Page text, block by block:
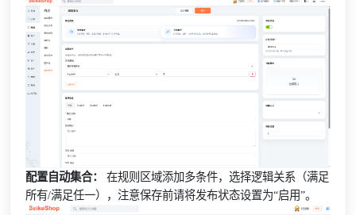
配置自动集合：
在规则区域添加多条件，选择逻辑关系（满足
所有/满足任一），注意保存前请将发布状态设置为“启用”。